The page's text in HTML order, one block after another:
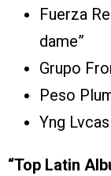
Fuerza
dame”
Grupo
Peso
Yng
“Top Latin